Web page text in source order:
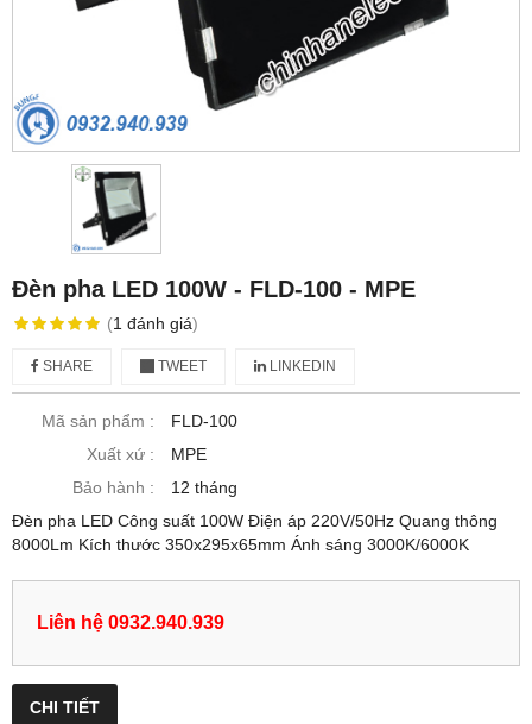
Đèn pha LED 100W - FLD-100 - MPE
(1 đánh giá)
SHARE TWEET LINKEDIN
Mã sản phẩm :
FLD-100
Xuất xứ :
MPE
Bảo hành :
12 tháng
Đèn pha LED Công suất 100W Điện áp 220V/50Hz Quang thông
8000Lm Kích thước 350x295x65mm Ánh sáng 3000K/6000K
Liên hệ 0932.940.939
CHI TIẾT